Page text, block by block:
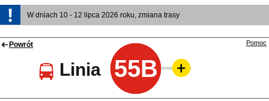
W dniach 10 - 12 lipca 2026 roku, zmiana trasy
Powrót
Linia 55B
Pomoc